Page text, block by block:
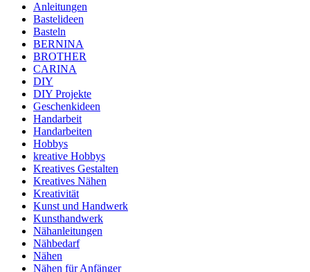
Anleitungen
Bastelideen
Basteln
BERNINA
BROTHER
CARINA
DIY
DIY Projekte
Geschenkideen
Handarbeit
Handarbeiten
Hobbys
kreative Hobbys
Kreatives Gestalten
Kreatives Nähen
Kreativität
Kunst und Handwerk
Kunsthandwerk
Nähanleitungen
Nähbedarf
Nähen
Nähen für Anfänger